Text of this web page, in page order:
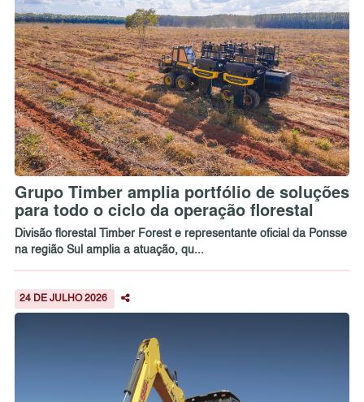
Grupo Timber amplia portfólio de soluções
para todo o ciclo da operação florestal
Divisão florestal Timber Forest e representante oficial da Ponsse
na região Sul amplia a atuação, qu...
24 DE JULHO 2026